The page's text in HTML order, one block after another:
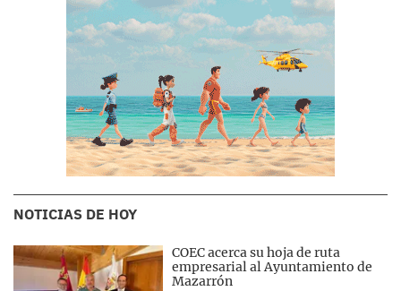
NOTICIAS DE HOY
COEC acerca su hoja de ruta
empresarial al Ayuntamiento de
Mazarrón